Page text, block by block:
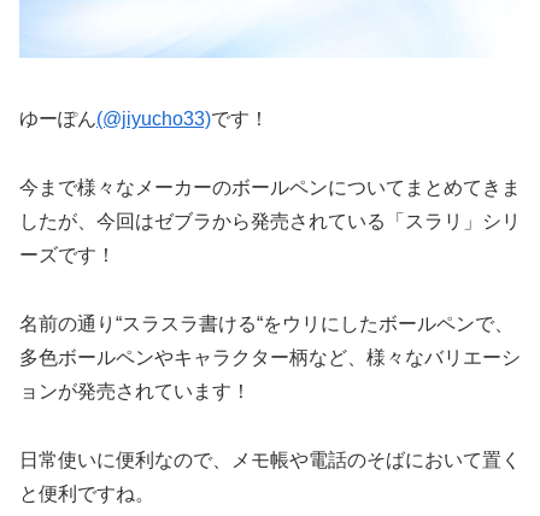
ゆーぽん(@jiyucho33)です！
今まで様々なメーカーのボールペンについてまとめてきま
したが、今回はゼブラから発売されている「スラリ」シリ
ーズです！
名前の通り“スラスラ書ける“をウリにしたボールペンで、
多色ボールペンやキャラクター柄など、様々なバリエーシ
ョンが発売されています！
日常使いに便利なので、メモ帳や電話のそばにおいて置く
と便利ですね。